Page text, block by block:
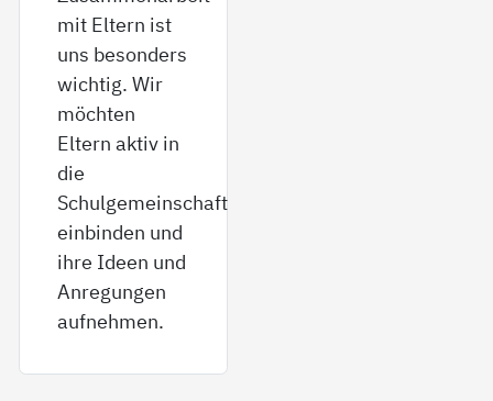
mit Eltern ist
uns besonders
wichtig. Wir
möchten
Eltern aktiv in
die
Schulgemeinschaft
einbinden und
ihre Ideen und
Anregungen
aufnehmen.